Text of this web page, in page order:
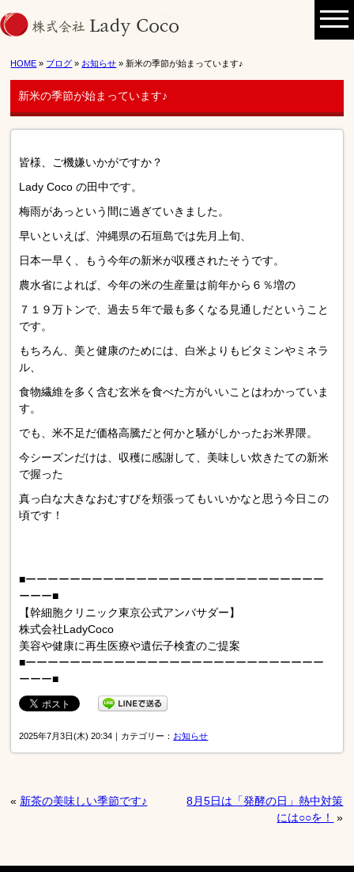
HOME » ブログ » お知らせ » 新米の季節が始まっています♪
新米の季節が始まっています♪
皆様、ご機嫌いかがですか？
Lady Coco の田中です。
梅雨があっという間に過ぎていきました。
早いといえば、沖縄県の石垣島では先月上旬、
日本一早く、もう今年の新米が収穫されたそうです。
農水省によれば、今年の米の生産量は前年から６％増の
７１９万トンで、過去５年で最も多くなる見通しだということ
です。
もちろん、美と健康のためには、白米よりもビタミンやミネラ
ル、
食物繊維を多く含む玄米を食べた方がいいことはわかっていま
す。
でも、米不足だ価格高騰だと何かと騒がしかったお米界隈。
今シーズンだけは、収穫に感謝して、美味しい炊きたての新米
で握った
真っ白な大きなおむすびを頬張ってもいいかなと思う今日この
頃です！
■ーーーーーーーーーーーーーーーーーーーーーーーーーーー
ーーー■
【幹細胞クリニック東京公式アンバサダー】
株式会社LadyCoco
美容や健康に再生医療や遺伝子検査のご提案
■ーーーーーーーーーーーーーーーーーーーーーーーーーーー
ーーー■
2025年7月3日(木) 20:34｜カテゴリー： お知らせ
« 新茶の美味しい季節です♪
8月5日は「発酵の日」熱中対策
には○○を！
»